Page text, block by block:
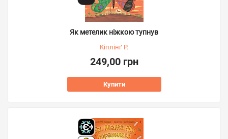
Як метелик ніжкою тупнув
Кіплінґ Р.
249,00 грн
Купити